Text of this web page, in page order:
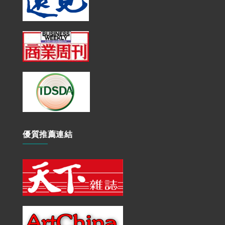
優質推薦連結